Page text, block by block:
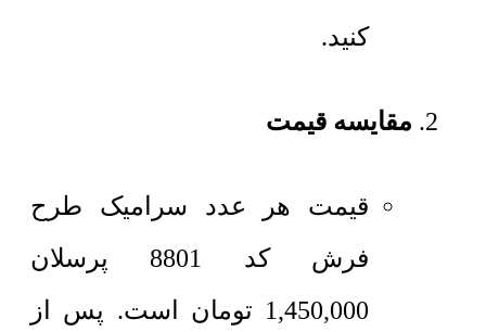
کنید.
مقایسه قیمت
قیمت هر عدد سرامیک طرح
فرش کد 8801 پرسلان
1,450,000 تومان است. پس از